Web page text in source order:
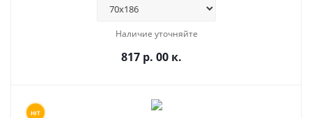
Наличие уточняйте
817 р. 00 к.
HIT